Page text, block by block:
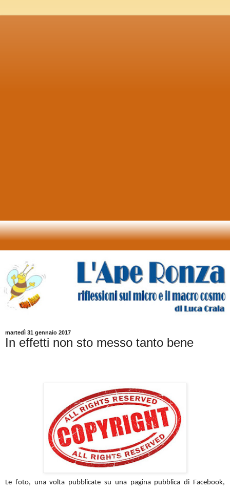
martedì 31 gennaio 2017
In effetti non sto messo tanto bene
Le foto, una volta pubblicate su una pagina pubblica di Facebook,